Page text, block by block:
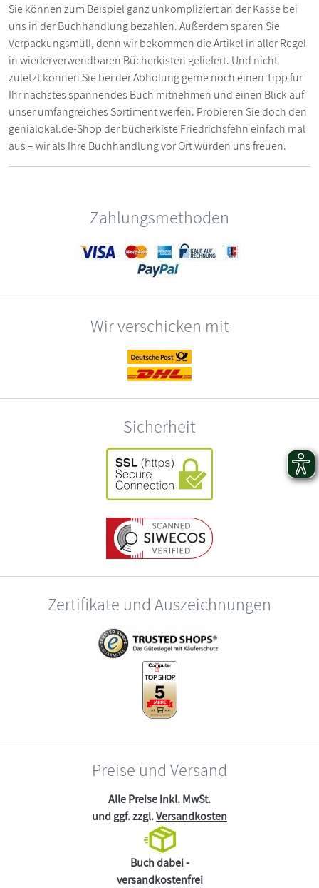
Sie können zum Beispiel ganz unkompliziert an der Kasse bei
uns in der Buchhandlung bezahlen. Außerdem sparen Sie
Verpackungsmüll, denn wir bekommen die Artikel in aller Regel
in wiederverwendbaren Bücherkisten geliefert. Und nicht
zuletzt können Sie bei der Abholung gerne noch einen Tipp für
Ihr nächstes spannendes Buch mitnehmen und einen Blick auf
unser umfangreiches Sortiment werfen. Probieren Sie doch den
genialokal.de-Shop der bücherkiste Friedrichsfehn einfach mal
aus – wir als Ihre Buchhandlung vor Ort würden uns freuen.
Zahlungsmethoden
Wir verschicken mit
Sicherheit
Zertifikate und Auszeichnungen
Preise und Versand
Alle Preise inkl. MwSt.
und ggf. zzgl.Versandkosten
Buch dabei -
versandkostenfrei